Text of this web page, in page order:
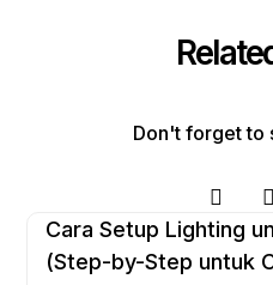
Don't forget to
Cara Setup Lighting
(Step-by-Step untuk